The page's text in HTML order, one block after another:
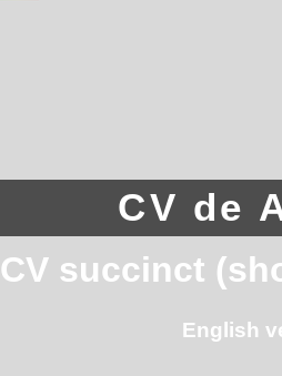
CV de
CV succinct
English